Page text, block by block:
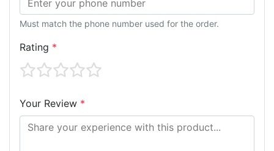
Must match the phone number used for the order.
Rating *
Your Review *